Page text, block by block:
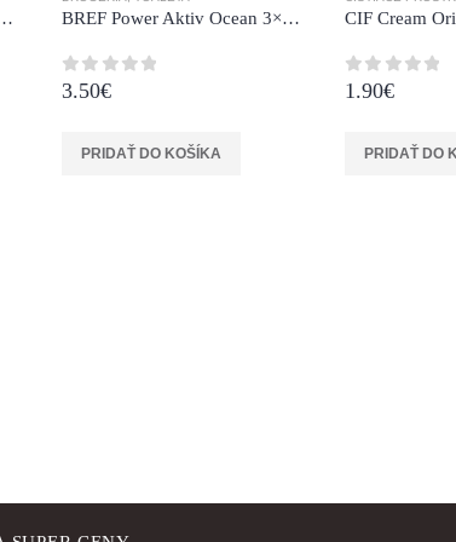
Náplň 2x40g Atlantic BREF Power Aktiv Ocean 3×50 g
0 z 5
3.50€
PRIDAŤ DO KOŠÍKA
0 z 5
1.90€
PRIDAŤ DO